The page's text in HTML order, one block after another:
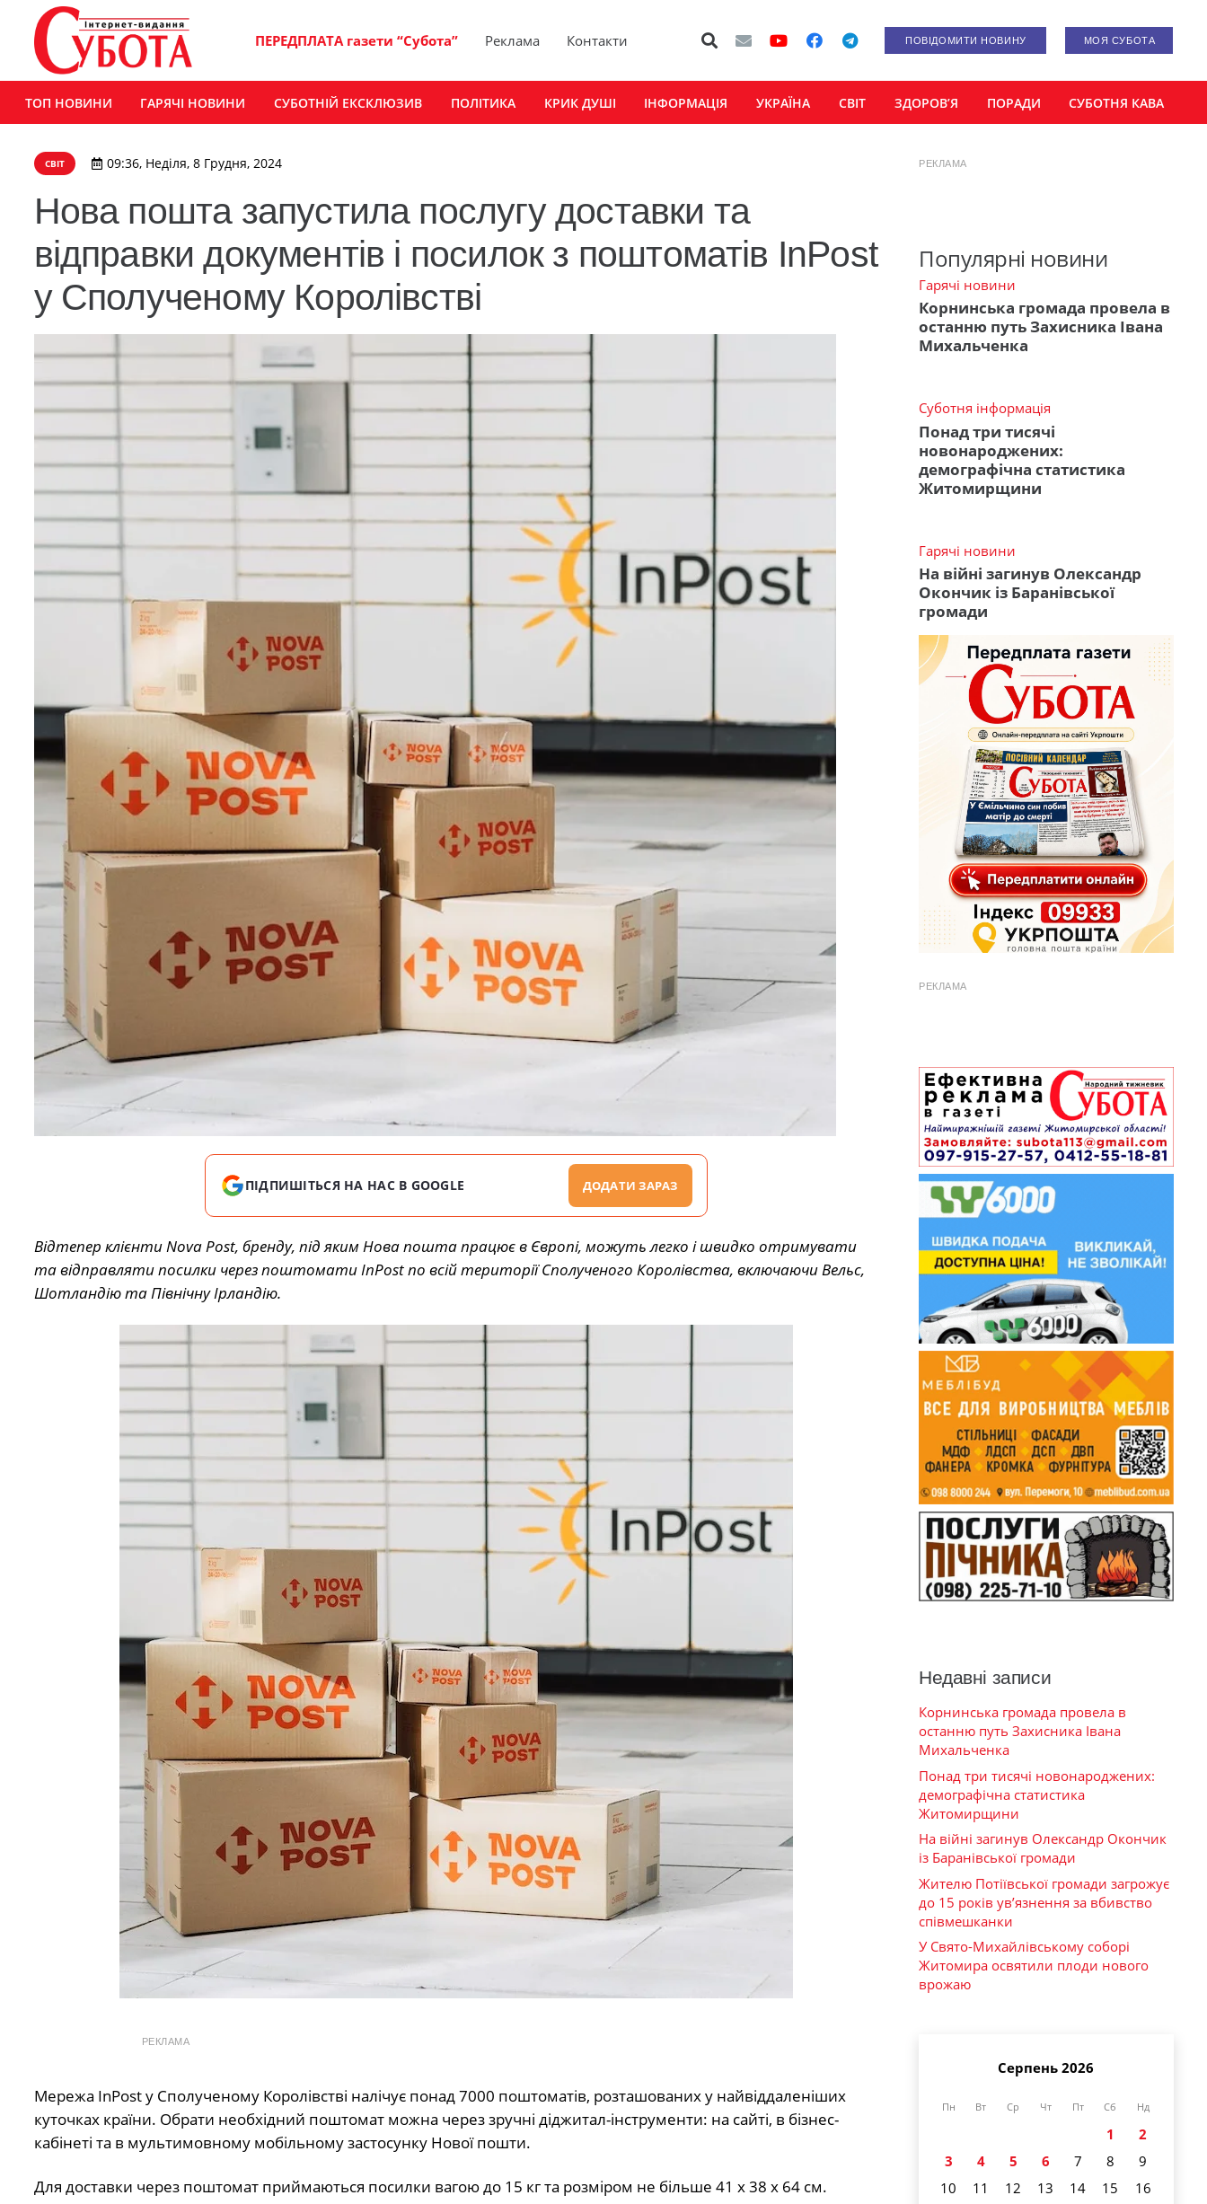
ПЕРЕДПЛАТА газети “Субота” Реклама Контакти ПОВІДОМИТИ НОВИНУ МОЯ СУБОТА
ТОП НОВИНИ ГАРЯЧІ НОВИНИ СУБОТНІЙ ЕКСКЛЮЗИВ ПОЛІТИКА КРИК ДУШІ ІНФОРМАЦІЯ УКРАЇНА СВІТ ЗДОРОВ’Я ПОРАДИ СУБОТНЯ КАВА
СВІТ 09:36, Неділя, 8 Грудня, 2024
Нова пошта запустила послугу доставки та
відправки документів і посилок з поштоматів InPost
у Сполученому Королівстві
ПІДПИШІТЬСЯ НА НАС В GOOGLE ДОДАТИ ЗАРАЗ
Відтепер клієнти Nova Post, бренду, під яким Нова пошта працює в Європі, можуть легко і швидко отримувати
та відправляти посилки через поштомати InPost по всій території Сполученого Королівства, включаючи Вельс,
Шотландію та Північну Ірландію.
РЕКЛАМА
Мережа InPost у Сполученому Королівстві налічує понад 7000 поштоматів, розташованих у найвіддаленіших
куточках країни. Обрати необхідний поштомат можна через зручні діджитал-інструменти: на сайті, в бізнес-
кабінеті та в мультимовному мобільному застосунку Нової пошти.
Для доставки через поштомат приймаються посилки вагою до 15 кг та розміром не більше 41 x 38 x 64 см.
РЕКЛАМА
Популярні новини
Гарячі новини
Корнинська громада провела в
останню путь Захисника Івана
Михальченка
Суботня інформація
Понад три тисячі
новонароджених:
демографічна статистика
Житомирщини
Гарячі новини
На війні загинув Олександр
Окончик із Баранівської
громади
РЕКЛАМА
Недавні записи
Корнинська громада провела в
останню путь Захисника Івана
Михальченка
Понад три тисячі новонароджених:
демографічна статистика
Житомирщини
На війні загинув Олександр Окончик
із Баранівської громади
Жителю Потіївської громади загрожує
до 15 років ув’язнення за вбивство
співмешканки
У Свято-Михайлівському соборі
Житомира освятили плоди нового
врожаю
Серпень 2026
Пн Вт Ср Чт Пт Сб Нд
1
2
3
4 5 6 7 8
9
10
11 12 13 14 15
16